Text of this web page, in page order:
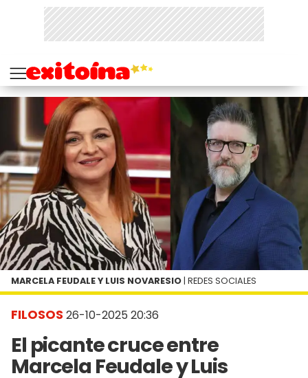
FILOSOS 26-10-2025 20:36
El picante cruce entre
Marcela Feudale y Luis
MARCELA FEUDALE Y LUIS NOVARESIO | REDES SOCIALES